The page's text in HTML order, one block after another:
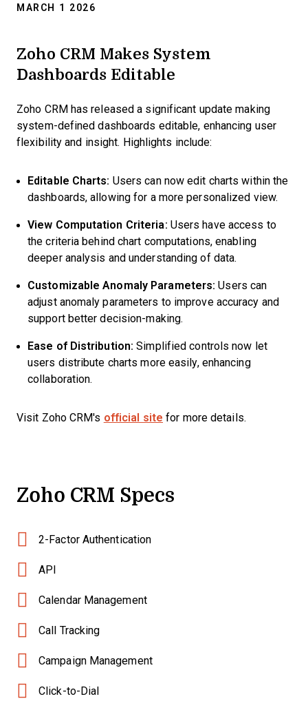
MARCH 1 2026
Zoho CRM Makes System
Dashboards Editable
Zoho CRM has released a significant update making
system-defined dashboards editable, enhancing user
flexibility and insight. Highlights include:
Editable Charts: Users can now edit charts within the
dashboards, allowing for a more personalized view.
View Computation Criteria: Users have access to
the criteria behind chart computations, enabling
deeper analysis and understanding of data.
Customizable Anomaly Parameters: Users can
adjust anomaly parameters to improve accuracy and
support better decision-making.
Ease of Distribution: Simplified controls now let
users distribute charts more easily, enhancing
collaboration.
Visit Zoho CRM's official site for more details.
Zoho CRM Specs
2-Factor Authentication
API
Calendar Management
Call Tracking
Campaign Management
Click-to-Dial